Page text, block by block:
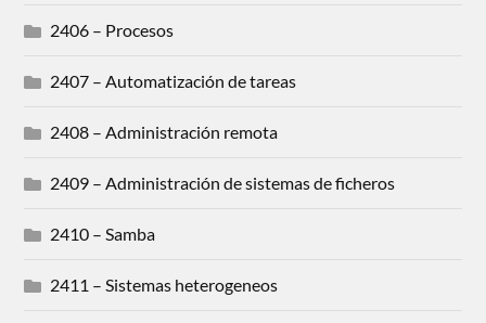
2406 – Procesos
2407 – Automatización de tareas
2408 – Administración remota
2409 – Administración de sistemas de ficheros
2410 – Samba
2411 – Sistemas heterogeneos